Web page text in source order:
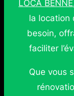
LOCA BENNE
la location
besoin,
faciliter
Que vous